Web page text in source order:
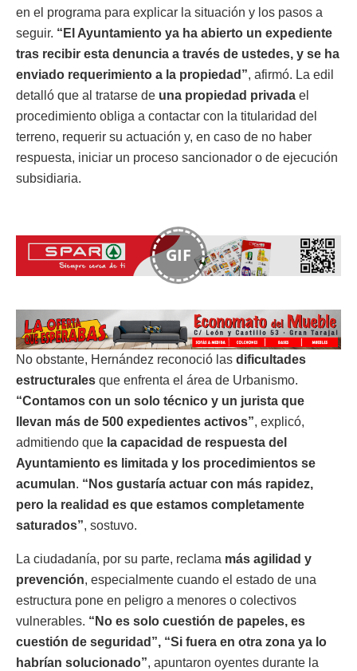
en el programa para explicar la situación y los pasos a
seguir. “El Ayuntamiento ya ha abierto un expediente
tras recibir esta denuncia a través de ustedes, y se ha
enviado requerimiento a la propiedad”, afirmó. La edil
detalló que al tratarse de una propiedad privada el
procedimiento obliga a contactar con la titularidad del
terreno, requerir su actuación y, en caso de no haber
respuesta, iniciar un proceso sancionador o de ejecución
subsidiaria.
GIF
No obstante, Hernández reconoció las dificultades
estructurales que enfrenta el área de Urbanismo.
“Contamos con un solo técnico y un jurista que
llevan más de 500 expedientes activos”, explicó,
admitiendo que la capacidad de respuesta del
Ayuntamiento es limitada y los procedimientos se
acumulan. “Nos gustaría actuar con más rapidez,
pero la realidad es que estamos completamente
saturados”, sostuvo.
La ciudadanía, por su parte, reclama más agilidad y
prevención, especialmente cuando el estado de una
estructura pone en peligro a menores o colectivos
vulnerables. “No es solo cuestión de papeles, es
cuestión de seguridad”, “Si fuera en otra zona ya lo
habrían solucionado”, apuntaron oyentes durante la